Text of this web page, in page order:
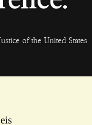
of the United States